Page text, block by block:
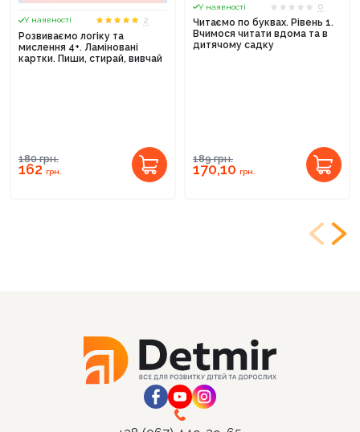
У наявності
2
Розвиваємо логіку та
мислення 4+. Ламіновані
картки. Пиши, стирай, вивчай
180грн.
162грн.
У наявності
0
Читаємо по буквах. Рівень 1.
Вчимося читати вдома та в
дитячому садку
189грн.
170,10 грн.